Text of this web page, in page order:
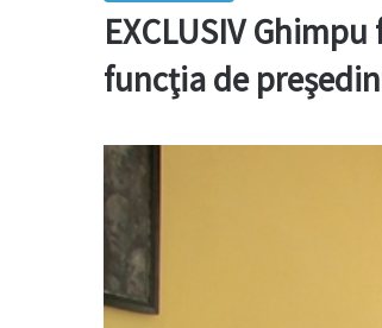
EXCLUSIV
funcţia de